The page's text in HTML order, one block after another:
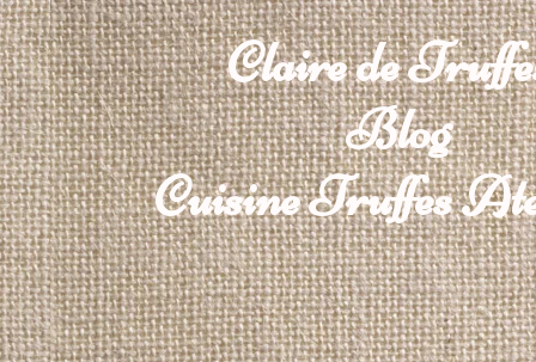
Claire de
Blog
Cuisine Truffes